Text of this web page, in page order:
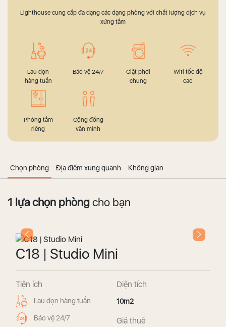
Lighthouse cung cấp đa dạng các dạng phòng với chất lượng dịch vụ
xứng tầm
Lau dọn
hàng tuần
Bảo vệ 24/7
Giặt phơi
chung
Wifi tốc độ
cao
Phòng tắm
riêng
Cộng đồng
văn minh
Chọn phòng Địa điểm xung quanh Không gian
1 lựa chọn phòngcho bạn
C18 | Studio Mini
Tiện ích
Lau dọn hàng tuần
Bảo vệ 24/7
Diện tích
10m2
Giá thuê